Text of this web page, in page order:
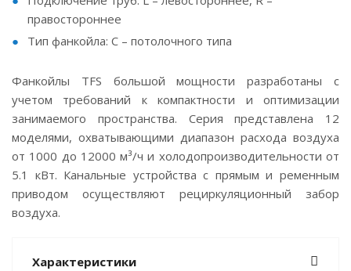
правостороннее
Тип фанкойла: С – потолочного типа
Фанкойлы TFS большой мощности разработаны с
учетом требований к компактности и оптимизации
занимаемого пространства. Серия представлена 12
моделями, охватывающими диапазон расхода воздуха
от 1000 до 12000 м³/ч и холодопроизводительности от
5.1 кВт. Канальные устройства с прямым и ременным
приводом осуществляют рециркуляционный забор
воздуха.
Характеристики